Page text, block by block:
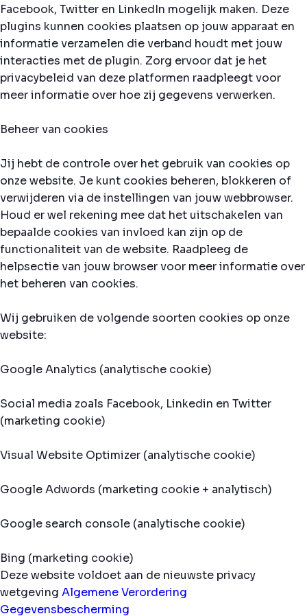
Facebook, Twitter en LinkedIn mogelijk maken. Deze
plugins kunnen cookies plaatsen op jouw apparaat en
informatie verzamelen die verband houdt met jouw
interacties met de plugin. Zorg ervoor dat je het
privacybeleid van deze platformen raadpleegt voor
meer informatie over hoe zij gegevens verwerken.
Beheer van cookies
Jij hebt de controle over het gebruik van cookies op
onze website. Je kunt cookies beheren, blokkeren of
verwijderen via de instellingen van jouw webbrowser.
Houd er wel rekening mee dat het uitschakelen van
bepaalde cookies van invloed kan zijn op de
functionaliteit van de website. Raadpleeg de
helpsectie van jouw browser voor meer informatie over
het beheren van cookies.
Wij gebruiken de volgende soorten cookies op onze
website:
Google Analytics (analytische cookie)
Social media zoals Facebook, Linkedin en Twitter
(marketing cookie)
Visual Website Optimizer (analytische cookie)
Google Adwords (marketing cookie + analytisch)
Google search console (analytische cookie)
Bing (marketing cookie)
Deze website voldoet aan de nieuwste privacy
wetgeving Algemene Verordering
Gegevensbescherming